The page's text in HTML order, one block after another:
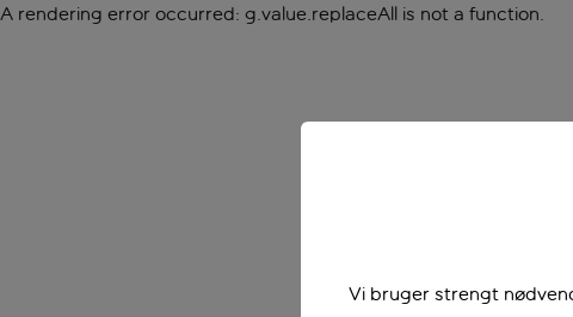
A rendering error occurred: g.value.replaceAll is not a function.
Vi bruger strengt